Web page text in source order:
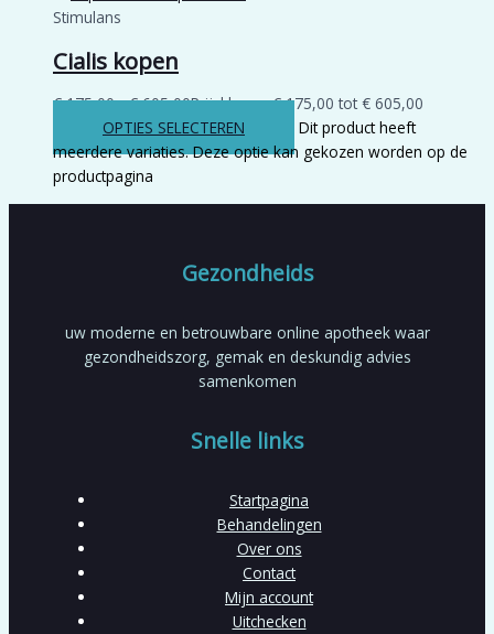
Stimulans
Cialis kopen
€175,00 - €605,00Prijsklasse: € 175,00 tot € 605,00
OPTIES SELECTEREN
Dit product heeft
meerdere variaties. Deze optie kan gekozen worden op de
productpagina
Gezondheids
uw moderne en betrouwbare online apotheek waar
gezondheidszorg, gemak en deskundig advies
samenkomen
Snelle links
Startpagina
Behandelingen
Over ons
Contact
Mijn account
Uitchecken